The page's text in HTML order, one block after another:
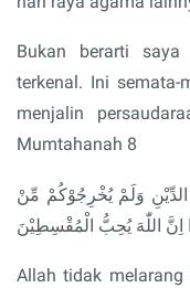
Bukan berarti
terkenal. Ini
menjalin
Mumtahanah 8
الدِّيْنِ وَلَمْ يُخْرِجُوْكُمْ مِّنْ
اللّٰهَ يُحِبُّ الْمُقْسِطِيْنَ
Allah tidak melarang